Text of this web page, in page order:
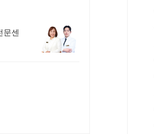
문센